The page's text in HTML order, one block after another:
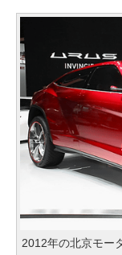
2012年の北京モー